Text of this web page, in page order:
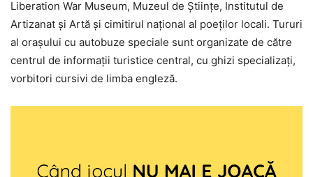
Liberation War Museum, Muzeul de Științe, Institutul de
Artizanat și Artă și cimitirul național al poeților locali. Tururi
al orașului cu autobuze speciale sunt organizate de către
centrul de informații turistice central, cu ghizi specializați,
vorbitori cursivi de limba engleză.